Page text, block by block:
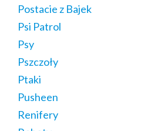
Postacie z Bajek
Psi Patrol
Psy
Pszczoły
Ptaki
Pusheen
Renifery